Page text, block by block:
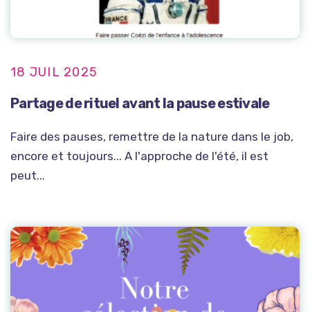
18 JUIL 2025
Partage de rituel avant la pause estivale
Faire des pauses, remettre de la nature dans le job,
encore et toujours... A l'approche de l'été, il est
peut...